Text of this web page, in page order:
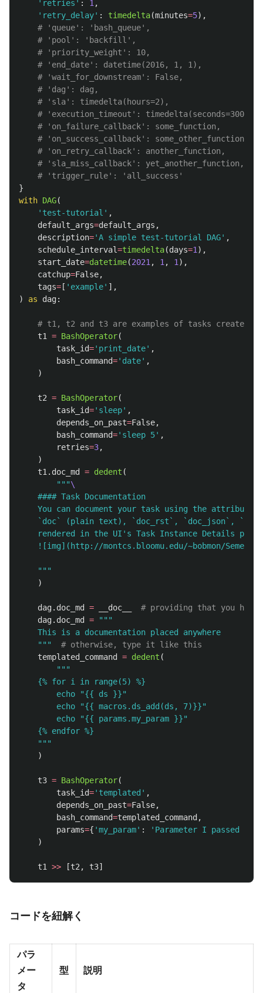
' retries ' : 1 ,
' retry_delay' : timedelta(minutes=5),
}
with DAG(
' test-tutorial ' ,
default_args=default_args ,
description='A simple test-tutorial DAG' ,
schedule_interval=timedelta(days=1 ),
start_date=datetime(2021 , 1 , 1 ),
catchup=False,
tags=[ ' example' ],
)
as dag:
t1 = BashOperator(
task_id=' print_date' ,
bash_command=' date' ,
)
t2 = BashOperator(
task_id=' sleep' ,
depends_on_past=False,
bash_command=' sleep 5' ,
retries=3,
)
t1 . doc_md = dedent (
"""
    #### Task Documentation
You can document your task using the attributes
`doc` (plain text), `doc_rst`, `doc_json`,
    rendered in the UI
' s Task Instance Details page.
![img](http://montcs.bloomu.edu/~bobmon/
"""
)
dag. doc_md =
__doc__
dag. doc_md =
"""
    This is a documentation placed anywhere
"""
templated_command = dedent (
"""
    {% for i in range(5) %}
        echo
"{{ ds }}"
        echo
"{{ macros.ds_add(ds, 7)}}"
        echo
"{{ params.my_param }}"
    {% endfor %}
"""
)
t3 = BashOperator(
task_id=' templated ' ,
depends_on_past=False,
bash_command=templated_command,
params={ 'my_param' : ' Parameter I passed in
)
t1 >> [t2 , t3]
コードを紐解く
パラ
メー
タ
型 説明